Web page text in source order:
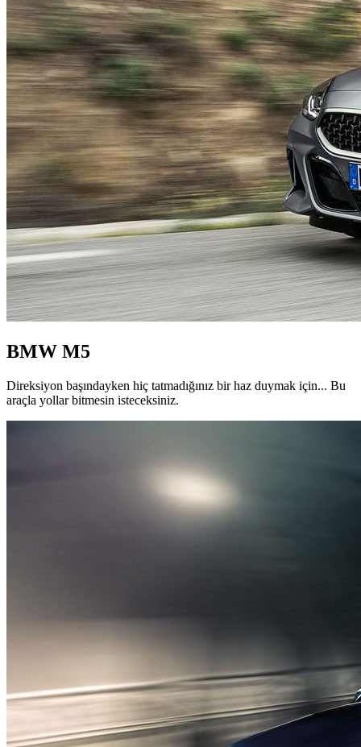
BMW M5
Direksiyon başındayken hiç tatmadığınız bir haz duymak için... Bu
araçla yollar bitmesin isteceksiniz.